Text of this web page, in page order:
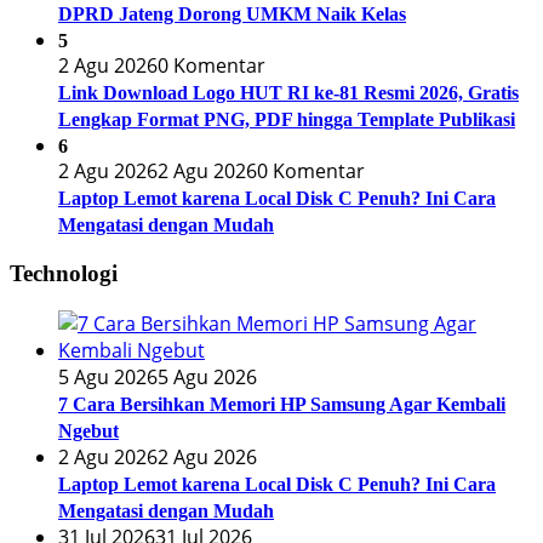
DPRD Jateng Dorong UMKM Naik Kelas
5
2 Agu 20260 Komentar
Link Download Logo HUT RI ke-81 Resmi 2026, Gratis
Lengkap Format PNG, PDF hingga Template Publikasi
6
2 Agu 20262 Agu 20260 Komentar
Laptop Lemot karena Local Disk C Penuh? Ini Cara
Mengatasi dengan Mudah
Technologi
5 Agu 20265 Agu 2026
7 Cara Bersihkan Memori HP Samsung Agar Kembali
Ngebut
2 Agu 20262 Agu 2026
Laptop Lemot karena Local Disk C Penuh? Ini Cara
Mengatasi dengan Mudah
31 Jul 202631 Jul 2026